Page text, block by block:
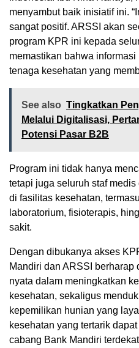
menyambut baik inisiatif ini.
sangat positif. ARSSI akan
program KPR ini kepada
memastikan bahwa
tenaga kesehatan yang
See also Tingkatkan
Melalui Digitalisasi,
Potensi Pasar B2B
Program ini tidak hanya
tetapi juga seluruh staf
di fasilitas kesehatan,
laboratorium, fisioterapis,
sakit.
Dengan dibukanya akses
Mandiri dan ARSSI berharap
nyata dalam meningkatkan
kesehatan, sekaligus
kepemilikan hunian yang
kesehatan yang tertarik
cabang Bank Mandiri